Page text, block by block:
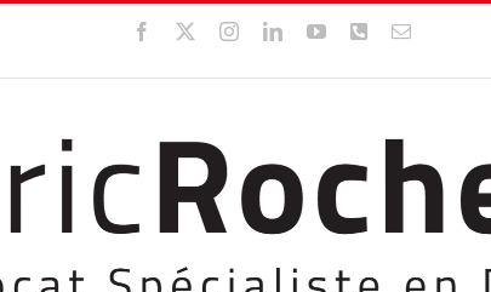
Facebook InstagramLinkedInYouTubeWhatsApp
Email